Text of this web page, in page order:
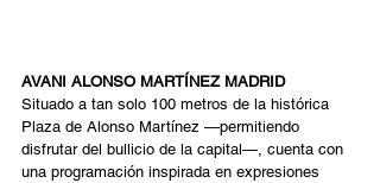
AVANI ALONSO MARTÍNEZ MADRID
Situado a tan solo 100 metros de la histórica
Plaza de Alonso Martínez —permitiendo
disfrutar del bullicio de la capital—, cuenta con
una programación inspirada en expresiones